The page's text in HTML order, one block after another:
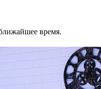
время.